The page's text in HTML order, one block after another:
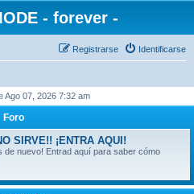
- forever -
Identificarse
Registrarse
Ago 07, 2026 7:32 am
Foro
SIRVE!! ¡ENTRA AQUI!
de nuevo! Entrad aquí para saber cómo